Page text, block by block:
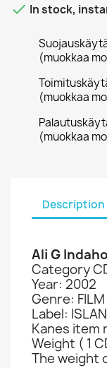
 In stock,
(muokkaa
(muokkaa
(muokkaa
Description
Ali G
Category
Year: 2002
Genre: FILM
Label:
Kanes item
Weight ( 1
The weight